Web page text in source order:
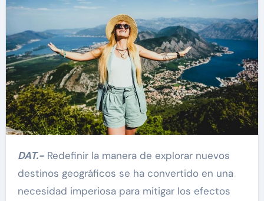
DAT.-Redefinir la manera de explorar nuevos
destinos geográficos se ha convertido en una
necesidad imperiosa para mitigar los efectos